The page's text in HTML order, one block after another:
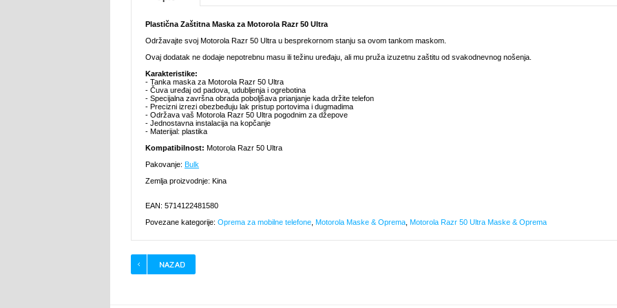
Plastična Zaštitna Maska za Motorola Razr 50 Ultra
Održavajte svoj Motorola Razr 50 Ultra u besprekornom stanju sa ovom tankom maskom.
Ovaj dodatak ne dodaje nepotrebnu masu ili težinu uređaju, ali mu pruža izuzetnu zaštitu od svakodnevnog nošenja.
Karakteristike:
- Tanka maska za Motorola Razr 50 Ultra
- Čuva uređaj od padova, udubljenja i ogrebotina
- Specijalna završna obrada poboljšava prianjanje kada držite telefon
- Precizni izrezi obezbeđuju lak pristup portovima i dugmadima
- Održava vaš Motorola Razr 50 Ultra pogodnim za džepove
- Jednostavna instalacija na kopčanje
- Materijal: plastika
Kompatibilnost: Motorola Razr 50 Ultra
Pakovanje: Bulk
Zemlja proizvodnje: Kina
EAN: 5714122481580
Povezane kategorije: Oprema za mobilne telefone Motorola Maske & Oprema Motorola Razr 50 Ultra Maske & Oprema